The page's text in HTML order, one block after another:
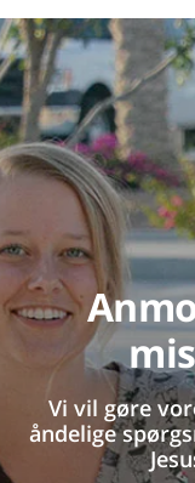
Vi vil gøre
åndelige